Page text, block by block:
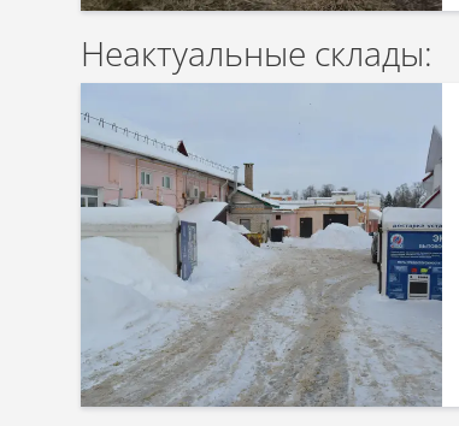
Неактуальные склады: